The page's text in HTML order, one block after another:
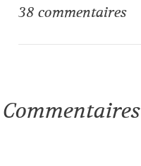
38 commentaires
Commentaires